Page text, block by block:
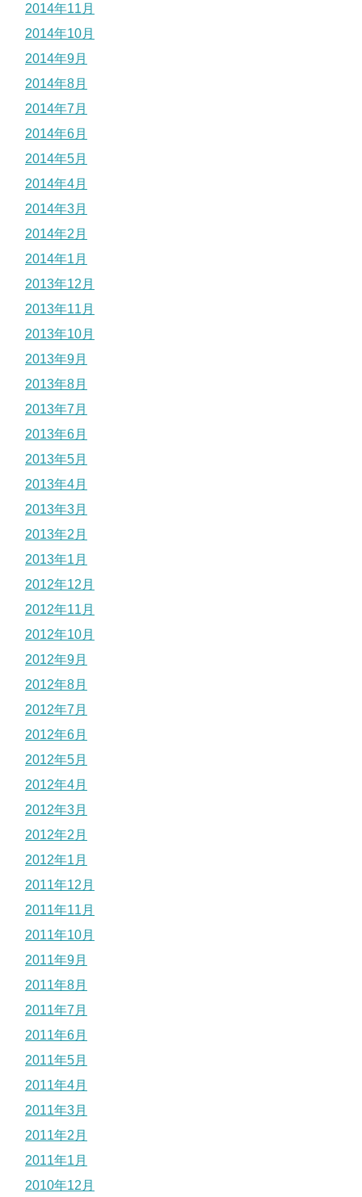
2014年11月
2014年10月
2014年9月
2014年8月
2014年7月
2014年6月
2014年5月
2014年4月
2014年3月
2014年2月
2014年1月
2013年12月
2013年11月
2013年10月
2013年9月
2013年8月
2013年7月
2013年6月
2013年5月
2013年4月
2013年3月
2013年2月
2013年1月
2012年12月
2012年11月
2012年10月
2012年9月
2012年8月
2012年7月
2012年6月
2012年5月
2012年4月
2012年3月
2012年2月
2012年1月
2011年12月
2011年11月
2011年10月
2011年9月
2011年8月
2011年7月
2011年6月
2011年5月
2011年4月
2011年3月
2011年2月
2011年1月
2010年12月